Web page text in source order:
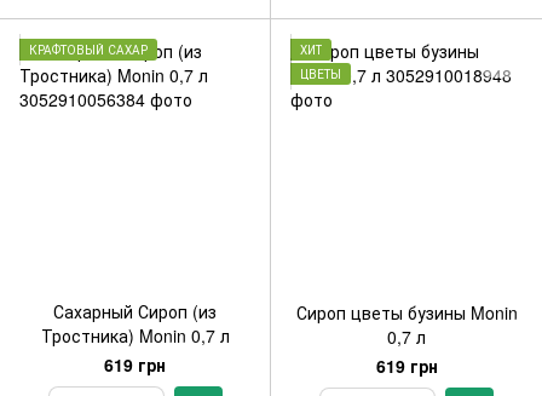
КРАФТОВЫЙ САХАР
Сахарный Сироп (из
Тростника) Monin 0,7 л
619 грн
ХИТ
ЦВЕТЫ
Сироп цветы бузины Monin
0,7 л
619 грн